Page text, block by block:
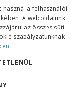
használ a felhasználói
A weboldalunk
az összes süti
szabályzatunknak